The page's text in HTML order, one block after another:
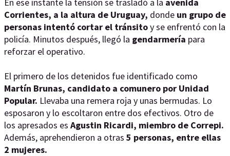
Corrientes, a la altura de Uruguay, donde un grupo de
personas intentó cortar el tránsitoy se enfrentó con la
policía. Minutos después, llegó la gendarmería para
reforzar el operativo.
El primero de los detenidos fue identificado como
Martín Brunas, candidato a comunero por Unidad
Popular. Llevaba una remera roja y unas bermudas. Lo
esposaron y lo escoltaron entre dos efectivos. Otro de
los apresados es Agustin Ricardi, miembro de Correpi.
Además, aprehendieron a otras 5 personas, entre ellas
2 mujeres.